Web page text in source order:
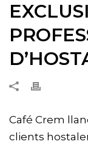
Café Crem
clients